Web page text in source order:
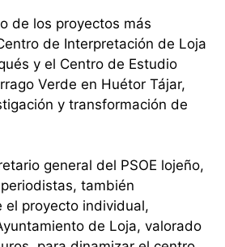
de los proyectos más
de Interpretación de Loja
y el Centro de Estudio
Verde en Huétor Tájar,
y transformación de
general del PSOE lojeño,
también
el proyecto individual,
de Loja, valorado